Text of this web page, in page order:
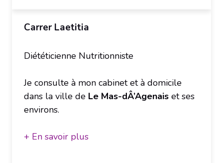
Carrer Laetitia
Diététicienne Nutritionniste
Je consulte à mon cabinet et à domicile
dans la ville de Le Mas-dÂ’Agenais et ses
environs.
+ En savoir plus